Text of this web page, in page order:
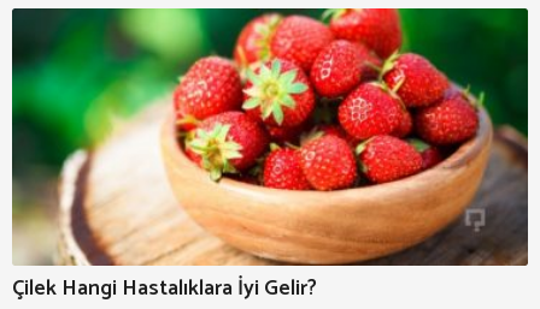
Çilek Hangi Hastalıklara İyi Gelir?